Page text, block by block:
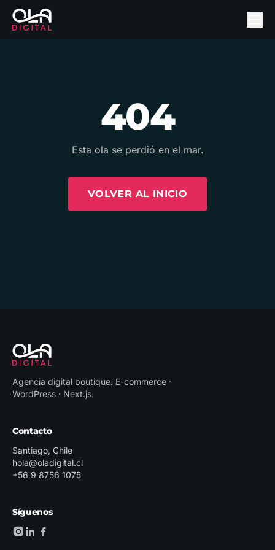
404
Esta ola se perdió en el mar.
VOLVER AL INICIO
Agencia digital boutique. E-commerce ·
WordPress · Next.js.
Contacto
Santiago, Chile
hola@oladigital.cl
+56 9 8756 1075
Síguenos